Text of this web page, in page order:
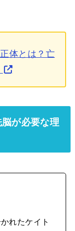
体とは？亡
が必要な理
れたケイト